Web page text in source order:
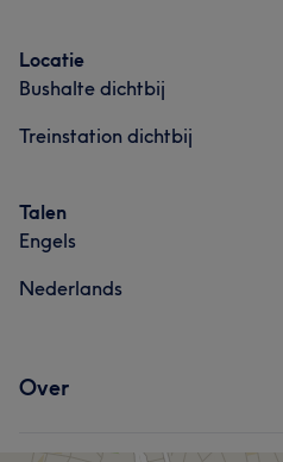
Locatie
Bushalte dichtbij
Treinstation dichtbij
Talen
Engels
Nederlands
Over